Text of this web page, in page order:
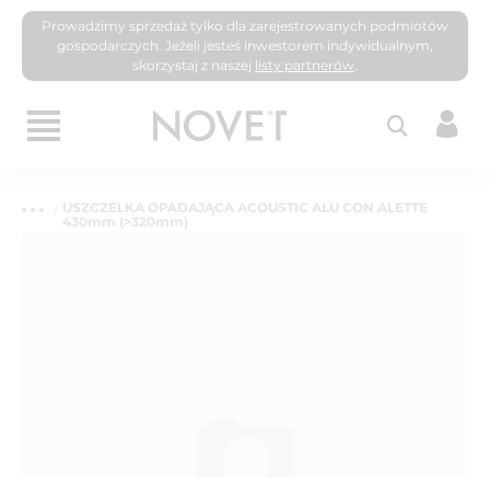
Prowadzimy sprzedaż tylko dla zarejestrowanych podmiotów
gospodarczych. Jeżeli jesteś inwestorem indywidualnym,
skorzystaj z naszej listy partnerów.
USZCZELKA OPADAJĄCA ACOUSTIC ALU CON ALETTE
430mm (>320mm)